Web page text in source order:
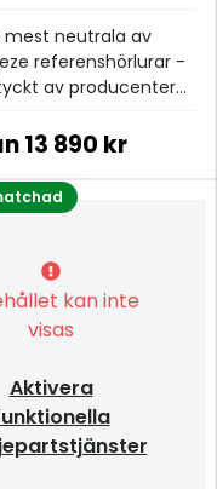
mest neutrala av
referenshörlurar -
av producenter
13 890 kr
kan inte
visas
Aktivera